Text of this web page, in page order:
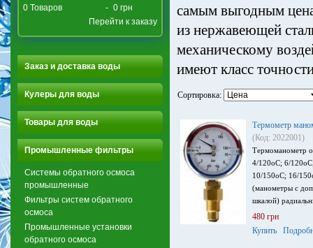
0 Товаров - 0 грн
Перейти к заказу
Заказ и доставка воды
Кулеры для воды
Товары для воды
Промышленные фильтры
Системы обратного осмоса
промышленные
Фильтры систем обратного
осмоса
Промышленные установки
обратного осмоса
самым выгодным
из нержавеющей
механическому
имеют класс
Сортировка:
Термометр
(Код: 2022001)
Термоманометр
4/120оС; 6/
10/150оС; 16/
(манометры с
шкалой)
480 грн
Купить